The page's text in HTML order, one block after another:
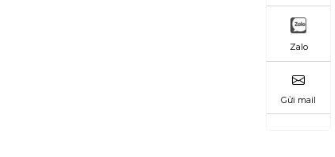
Zalo
Gửi mail